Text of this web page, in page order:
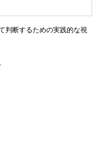
判断するための実践的な視